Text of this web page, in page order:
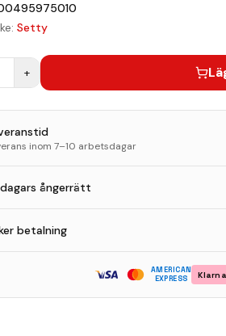
Setty
+
inom 7–10 arbetsdagar
ångerrätt
betalning
AMERICAN
EXPRESS
Klarna